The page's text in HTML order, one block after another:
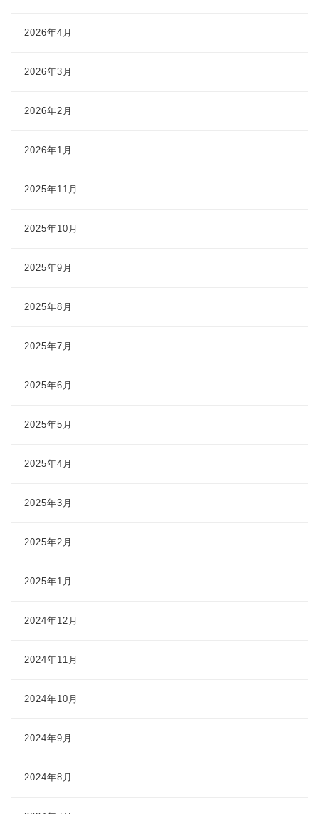
2026年4月
2026年3月
2026年2月
2026年1月
2025年11月
2025年10月
2025年9月
2025年8月
2025年7月
2025年6月
2025年5月
2025年4月
2025年3月
2025年2月
2025年1月
2024年12月
2024年11月
2024年10月
2024年9月
2024年8月